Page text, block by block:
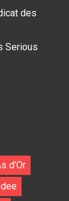
des
Serious
d'Or